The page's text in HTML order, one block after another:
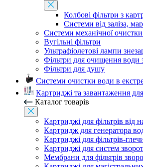
Колбові фільтри з
Системи від заліза,
Системи механічної
Вугільні фільтри
Ультрафіолетові лампи
Фільтри для очищення води
Фільтри для душу
Системи очистки води в
Картриджі та завантаження для
Каталог товарів
Картриджі для фільтрів від
Картридж для генератора
Картриджі для фільтрів-
Картриджі для систем
Мембрани для фільтрів